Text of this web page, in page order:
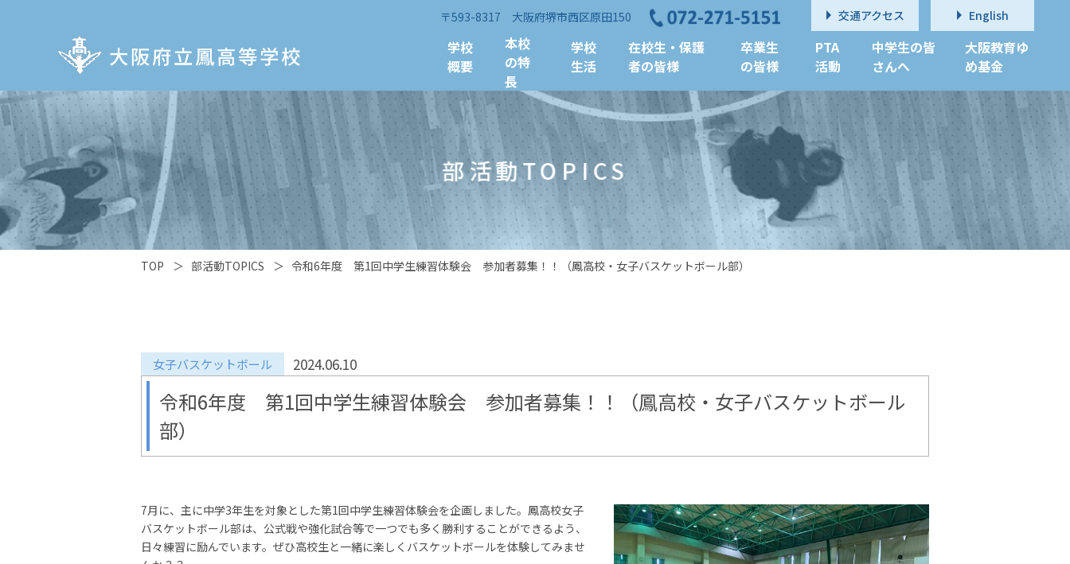
学校
概要
本校
の特
長
学校
生活
在校生・保護
者の皆様
卒業生
の皆様
PTA
活動
中学生の皆
さんへ
大阪教育ゆ
め基金
交通アクセス English
〒593-8317 大阪府堺市西区原田150
部活動TOPICS
TOP ＞ 部活動TOPICS ＞ 令和6年度 第1回中学生練習体験会 参加者募集！！（鳳高校・女子バスケットボール部）
女子バスケットボール 2024.06.10
令和6年度 第1回中学生練習体験会 参加者募集！！（鳳高校・女子バスケットボール
部）
7月に、主に中学3年生を対象とした第1回中学生練習体験会を企画しました。鳳高校女子
バスケットボール部は、公式戦や強化試合等で一つでも多く勝利することができるよう、
日々練習に励んでいます。ぜひ高校生と一緒に楽しくバスケットボールを体験してみませ